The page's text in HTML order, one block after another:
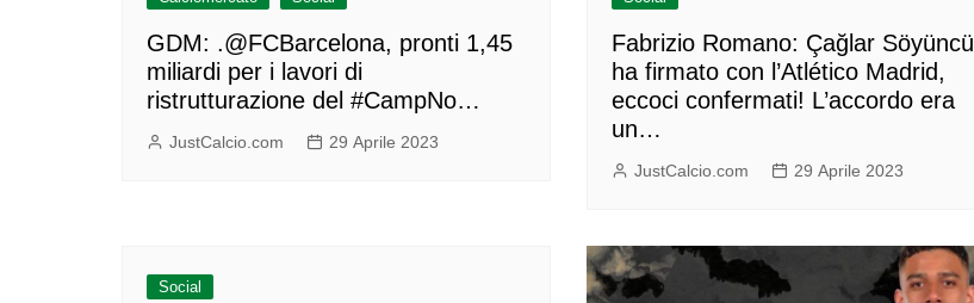
GDM: .@FCBarcelona, pronti 1,45
miliardi per i lavori di
ristrutturazione del #CampNo…
JustCalcio.com 29 Aprile 2023
Fabrizio Romano: Çağlar Söyüncü
ha firmato con l’Atlético Madrid,
eccoci confermati! L’accordo era
un…
JustCalcio.com 29 Aprile 2023
Social